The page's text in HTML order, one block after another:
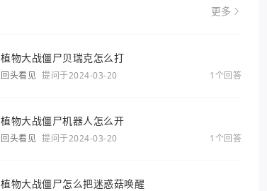
更多
植物大战僵尸贝瑞克怎么打
回头看见 提问于2024-03-20 1个回答
植物大战僵尸机器人怎么开
回头看见 提问于2024-03-20 1个回答
植物大战僵尸怎么把迷惑菇唤醒